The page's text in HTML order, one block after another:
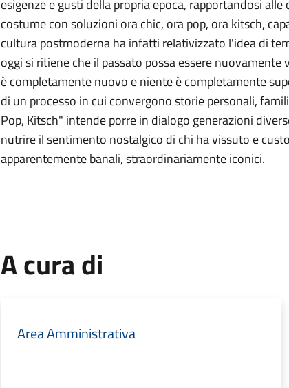
esigenze e gusti della propria epoca, rapportandosi
costume con soluzioni ora chic, ora pop, ora kitsch,
cultura postmoderna ha infatti relativizzato l'idea di
oggi si ritiene che il passato possa essere
è completamente nuovo e niente è completamente
di un processo in cui convergono storie personali,
Pop, Kitsch" intende porre in dialogo generazioni
nutrire il sentimento nostalgico di chi ha vissuto e
apparentemente banali, straordinariamente iconici.
A cura di
Area Amministrativa